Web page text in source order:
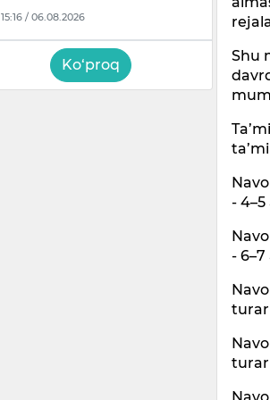
15:16 / 06.08.2026
Ko‘proq
Shu
-
-
turar
turar